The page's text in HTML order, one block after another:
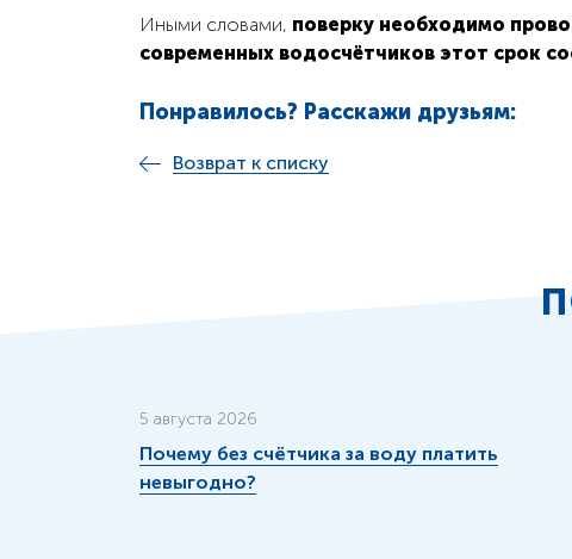
Иными словами, поверку необходимо
современных водосчётчиков этот срок
Понравилось? Расскажи друзьям:
Возврат к списку
5 августа 2026
Почему без счётчика за воду платить
невыгодно?